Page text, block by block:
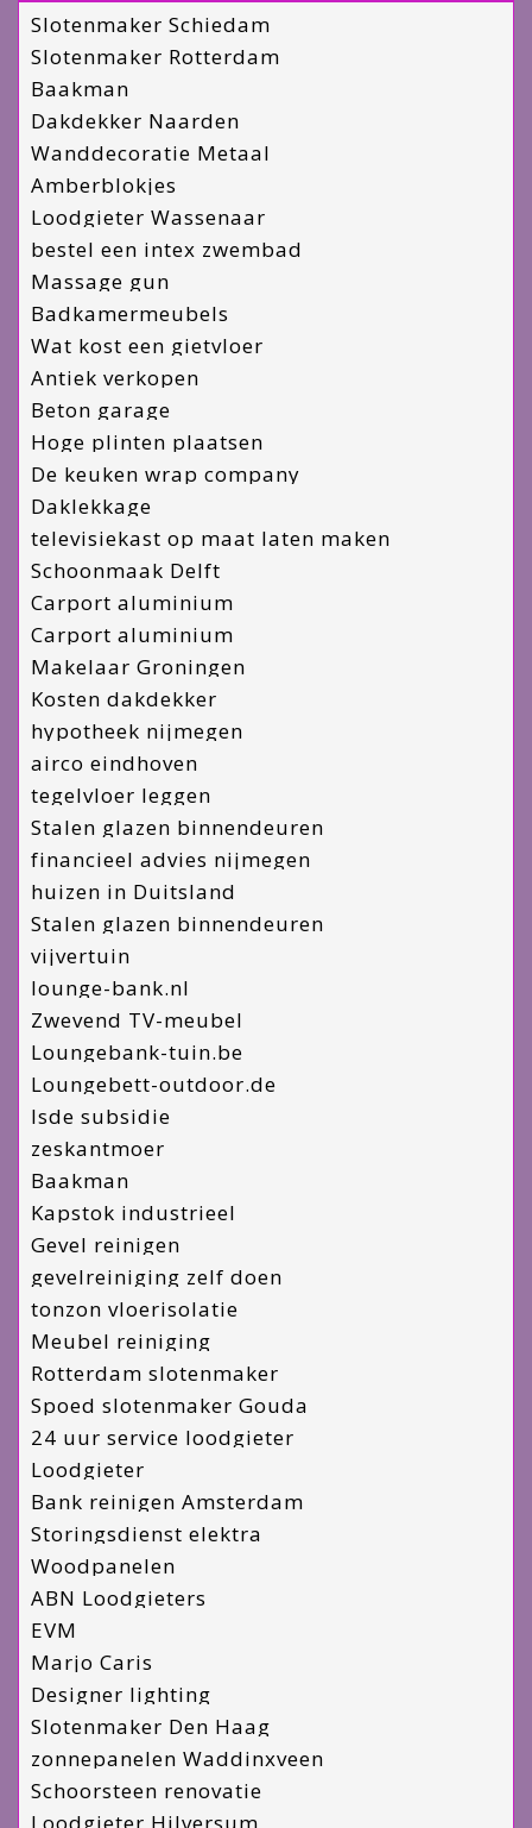
Slotenmaker Schiedam
Slotenmaker Rotterdam
Baakman
Dakdekker Naarden
Wanddecoratie Metaal
Amberblokjes
Loodgieter Wassenaar
bestel een intex zwembad
Massage gun
Badkamermeubels
Wat kost een gietvloer
Antiek verkopen
Beton garage
Hoge plinten plaatsen
De keuken wrap company
Daklekkage
televisiekast op maat laten maken
Schoonmaak Delft
Carport aluminium
Carport aluminium
Makelaar Groningen
Kosten dakdekker
hypotheek nijmegen
airco eindhoven
tegelvloer leggen
Stalen glazen binnendeuren
financieel advies nijmegen
huizen in Duitsland
Stalen glazen binnendeuren
vijvertuin
lounge-bank.nl
Zwevend TV-meubel
Loungebank-tuin.be
Loungebett-outdoor.de
Isde subsidie
zeskantmoer
Baakman
Kapstok industrieel
Gevel reinigen
gevelreiniging zelf doen
tonzon vloerisolatie
Meubel reiniging
Rotterdam slotenmaker
Spoed slotenmaker Gouda
24 uur service loodgieter
Loodgieter
Bank reinigen Amsterdam
Storingsdienst elektra
Woodpanelen
ABN Loodgieters
EVM
Marjo Caris
Designer lighting
Slotenmaker Den Haag
zonnepanelen Waddinxveen
Schoorsteen renovatie